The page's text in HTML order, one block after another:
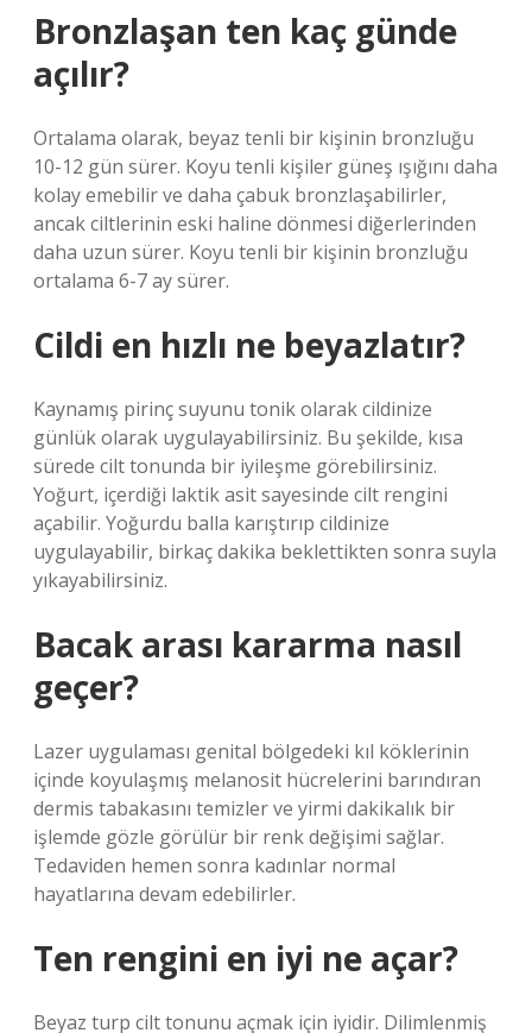
Bronzlaşan ten kaç günde
açılır?
Ortalama olarak, beyaz tenli bir kişinin bronzluğu
10-12 gün sürer. Koyu tenli kişiler güneş ışığını daha
kolay emebilir ve daha çabuk bronzlaşabilirler,
ancak ciltlerinin eski haline dönmesi diğerlerinden
daha uzun sürer. Koyu tenli bir kişinin bronzluğu
ortalama 6-7 ay sürer.
Cildi en hızlı ne beyazlatır?
Kaynamış pirinç suyunu tonik olarak cildinize
günlük olarak uygulayabilirsiniz. Bu şekilde, kısa
sürede cilt tonunda bir iyileşme görebilirsiniz.
Yoğurt, içerdiği laktik asit sayesinde cilt rengini
açabilir. Yoğurdu balla karıştırıp cildinize
uygulayabilir, birkaç dakika beklettikten sonra suyla
yıkayabilirsiniz.
Bacak arası kararma nasıl
geçer?
Lazer uygulaması genital bölgedeki kıl köklerinin
içinde koyulaşmış melanosit hücrelerini barındıran
dermis tabakasını temizler ve yirmi dakikalık bir
işlemde gözle görülür bir renk değişimi sağlar.
Tedaviden hemen sonra kadınlar normal
hayatlarına devam edebilirler.
Ten rengini en iyi ne açar?
Beyaz turp cilt tonunu açmak için iyidir. Dilimlenmiş